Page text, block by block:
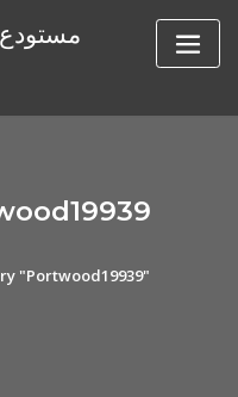
مستودع
"Portwood19939"